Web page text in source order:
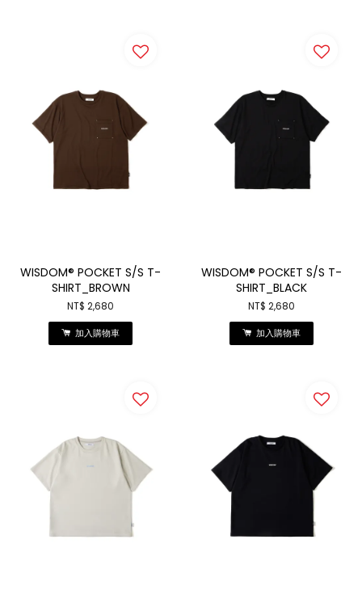
WISDOM® POCKET S/S T-
SHIRT_BROWN
NT$ 2,680
加入購物車
WISDOM® POCKET S/S T-
SHIRT_BLACK
NT$ 2,680
加入購物車